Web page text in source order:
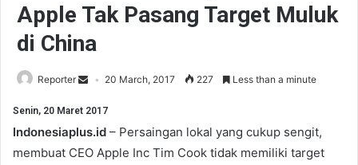
Apple Tak Pasang Target Muluk
di China
Reporter 20 March, 2017 227 Less than a minute
Senin, 20 Maret 2017
Indonesiaplus.id – Persaingan lokal yang cukup sengit,
membuat CEO Apple Inc Tim Cook tidak memiliki target